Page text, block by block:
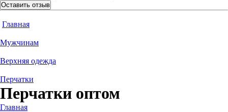
Оставить отзыв
Главная
Мужчинам
Верхняя одежда
Перчатки
Перчатки оптом
Главная